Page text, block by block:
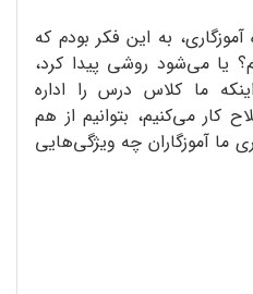
به این فکر بودم که
یا می‌شود روشی پیدا کرد،
ما کلاس درس را اداره
کار می‌کنیم، بتوانیم از هم
ما آموزگاران چه ویژگی‌هایی